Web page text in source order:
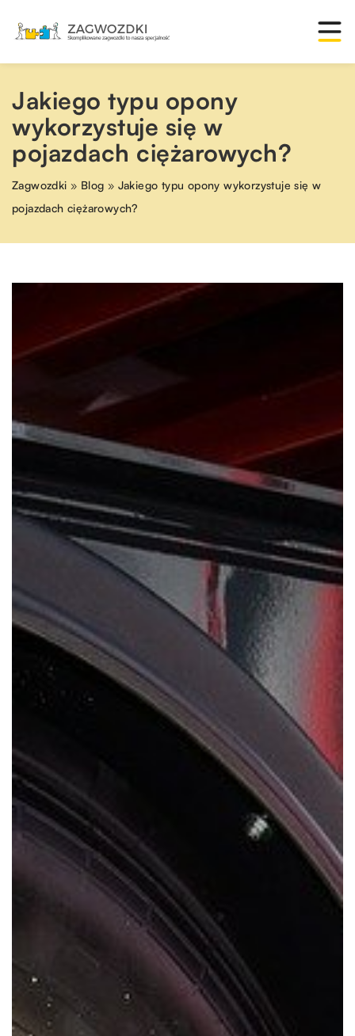
Jakiego typu opony
wykorzystuje się w
pojazdach ciężarowych?
Zagwozdki » Blog » Jakiego typu opony wykorzystuje się w
pojazdach ciężarowych?